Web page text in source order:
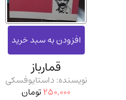
قمارباز
نویسنده: داستایوفسکی
250,000تومان